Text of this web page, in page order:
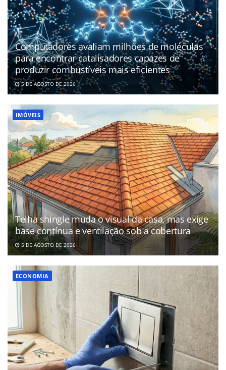
Computadores avaliam milhões de moléculas
para encontrar catalisadores capazes de
produzir combustíveis mais eficientes
5 DE AGOSTO DE 2026
IMÓVEIS
Telha shingle muda o visual da casa, mas exige
base contínua e ventilação sob a cobertura
5 DE AGOSTO DE 2026
ECONOMIA